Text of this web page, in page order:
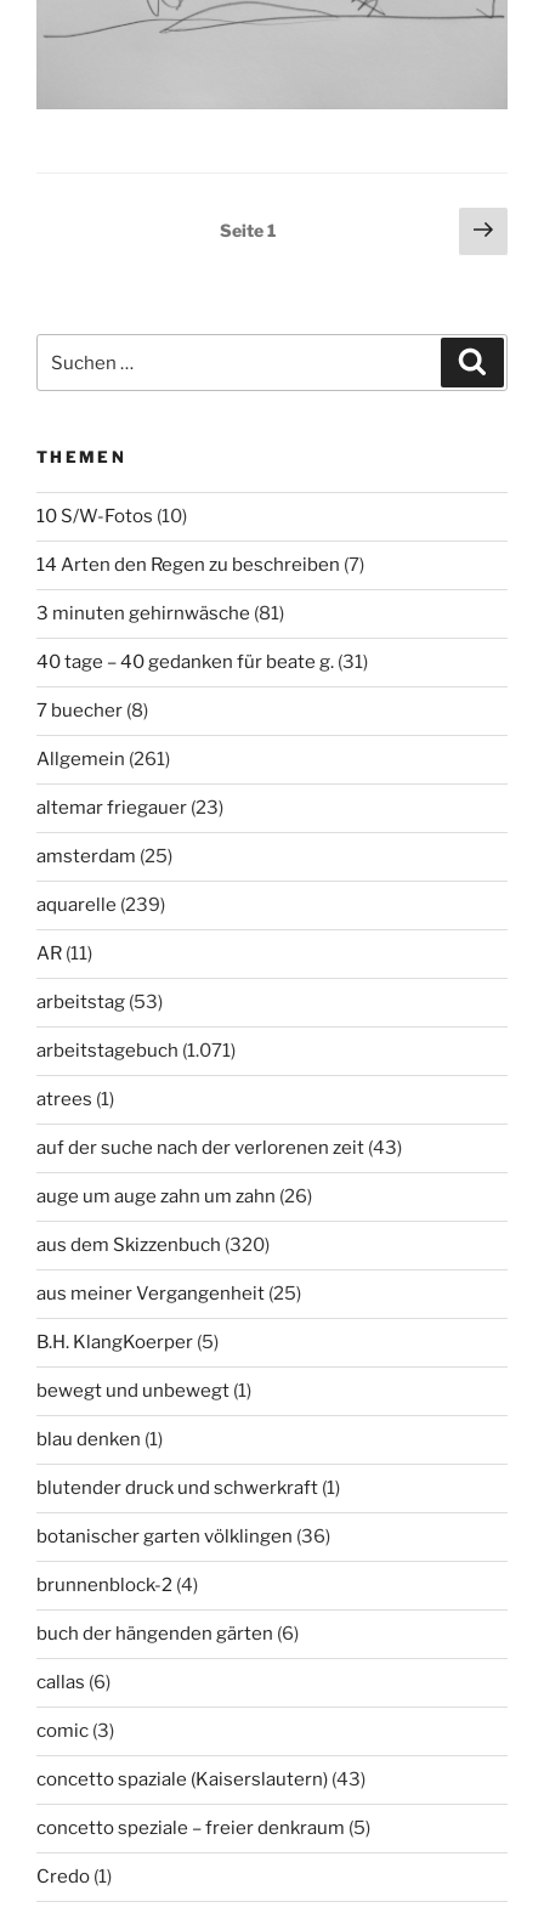
Seitennummerierung
Seite1
nach:
THEMEN
10 S/W-Fotos (10)
14 Arten den Regen zu beschreiben (7)
3 minuten gehirnwäsche (81)
40 tage – 40 gedanken für beate g. (31)
7 buecher (8)
Allgemein (261)
altemar friegauer (23)
amsterdam (25)
aquarelle (239)
AR (11)
arbeitstag (53)
arbeitstagebuch (1.071)
atrees (1)
auf der suche nach der verlorenen zeit (43)
auge um auge zahn um zahn (26)
aus dem Skizzenbuch (320)
aus meiner Vergangenheit (25)
B.H. KlangKoerper (5)
bewegt und unbewegt (1)
blau denken (1)
blutender druck und schwerkraft (1)
botanischer garten völklingen (36)
brunnenblock-2 (4)
buch der hängenden gärten (6)
callas (6)
comic (3)
concetto spaziale (Kaiserslautern) (43)
concetto speziale – freier denkraum (5)
Credo (1)